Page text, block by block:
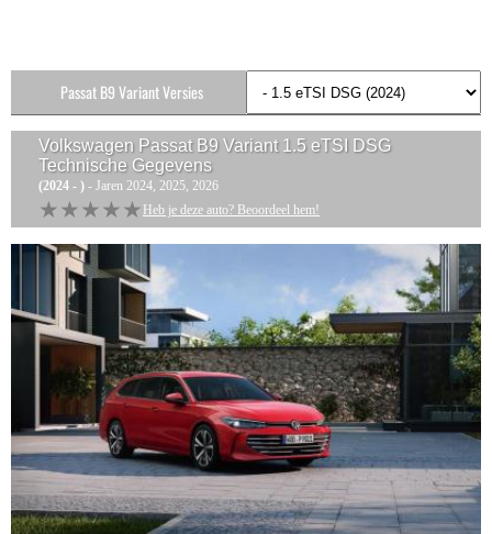
Volkswagen Passat B9 Variant 1.5 eTSI DSG
Technische Gegevens
(2024 - ) - Jaren 2024, 2025, 2026
★★★★★
★★★★★ Heb je deze auto? Beoordeel hem!
Passat B9 Variant Versies